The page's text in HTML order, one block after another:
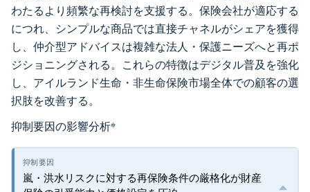
わたるより頻繁な再検討を支援する。保険会社が適応する
につれ、シンプルな商品では直接チャネルがシェアを獲得
し、仲介型アドバイスは複雑な法人・保護ニーズへと再ポ
ジショニングされる。これらの特徴はデジタル普及を強化
し、アイルランド生命・非生命保険市場全体での顧客の選
択肢を改善する。
抑制要因の影響分析*
嵐・洪水リスクに対する再保険条件の厳格化が財産